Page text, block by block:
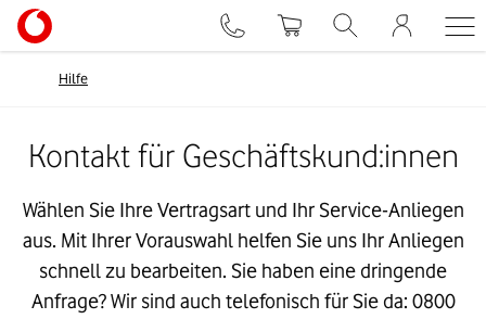
Hilfe
Kontakt für Geschäftskund:innen
Wählen Sie Ihre Vertragsart und Ihr Service-Anliegen
aus. Mit Ihrer Vorauswahl helfen Sie uns Ihr Anliegen
schnell zu bearbeiten. Sie haben eine dringende
Anfrage? Wir sind auch telefonisch für Sie da: 0800